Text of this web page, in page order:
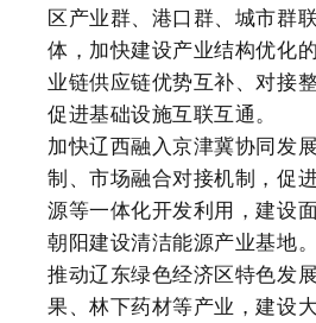
区产业群、港口群、城市群
体，加快建设产业结构优化
业链供应链优势互补、对接
促进基础设施互联互通。
加快辽西融入京津冀协同发
制、市场融合对接机制，促
源等一体化开发利用，建设
朝阳建设清洁能源产业基地。
推动辽东绿色经济区特色发
果、林下药材等产业，建设